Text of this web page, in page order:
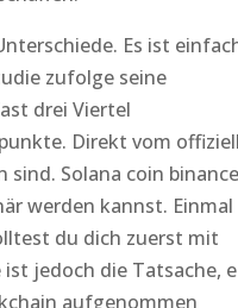
Es ist
zufolge seine
drei Viertel
Direkt vom
Solana coin binance
werden kannst. Einmal
du dich zuerst mit
jedoch die Tatsache,
aufgenommen